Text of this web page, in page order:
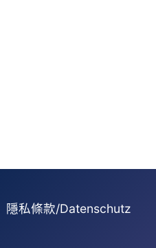
隱私條款/Datenschutz